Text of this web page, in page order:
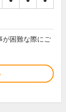
が困難な際にご